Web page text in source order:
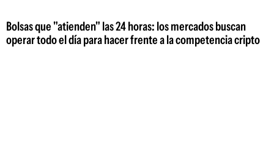
Bolsas que "atienden" las 24 horas: los mercados buscan
operar todo el día para hacer frente a la competencia cripto